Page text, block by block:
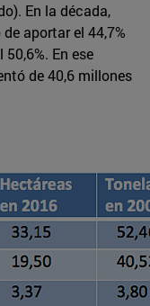
En la década,
aportar el 44,7%
En ese
de 40,6 millones